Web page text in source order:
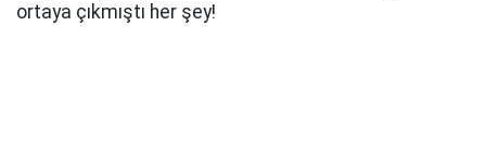
ortaya çıkmıştı her şey!